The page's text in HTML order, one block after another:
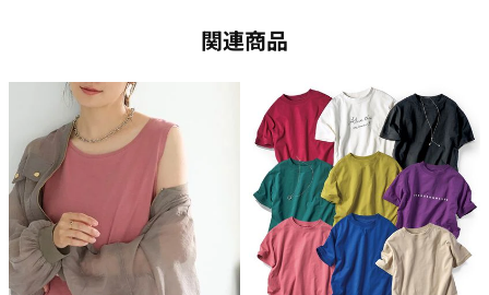
関連商品